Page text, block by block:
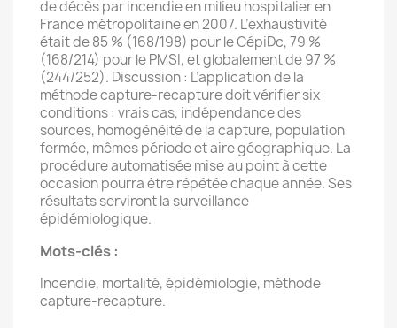
de décès par incendie en milieu hospitalier en
France métropolitaine en 2007. L’exhaustivité
était de 85 % (168/198) pour le CépiDc, 79 %
(168/214) pour le PMSI, et globalement de 97 %
(244/252). Discussion : L’application de la
méthode capture-recapture doit vérifier six
conditions : vrais cas, indépendance des
sources, homogénéité de la capture, population
fermée, mêmes période et aire géographique. La
procédure automatisée mise au point à cette
occasion pourra être répétée chaque année. Ses
résultats serviront la surveillance
épidémiologique.
Mots-clés :
Incendie, mortalité, épidémiologie, méthode
capture-recapture.